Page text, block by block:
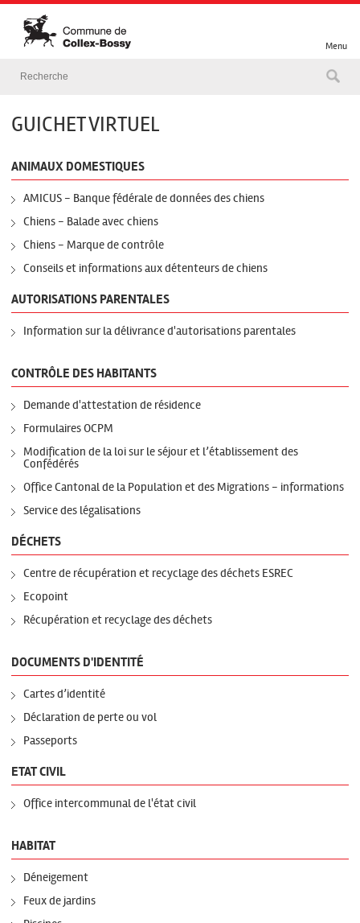
Menu
GUICHET VIRTUEL
ANIMAUX DOMESTIQUES
AMICUS - Banque fédérale de données des chiens
Chiens - Balade avec chiens
Chiens - Marque de contrôle
Conseils et informations aux détenteurs de chiens
AUTORISATIONS PARENTALES
Information sur la délivrance d'autorisations parentales
CONTRÔLE DES HABITANTS
Demande d'attestation de résidence
Formulaires OCPM
Modification de la loi sur le séjour et l’établissement des
Confédérés
Office Cantonal de la Population et des Migrations - informations
Service des légalisations
DÉCHETS
Centre de récupération et recyclage des déchets ESREC
Ecopoint
Récupération et recyclage des déchets
DOCUMENTS D'IDENTITÉ
Cartes d’identité
Déclaration de perte ou vol
Passeports
ETAT CIVIL
Office intercommunal de l'état civil
HABITAT
Déneigement
Feux de jardins